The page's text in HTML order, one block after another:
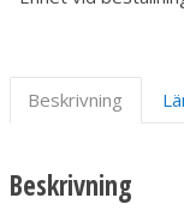
Beskrivning
Beskrivning